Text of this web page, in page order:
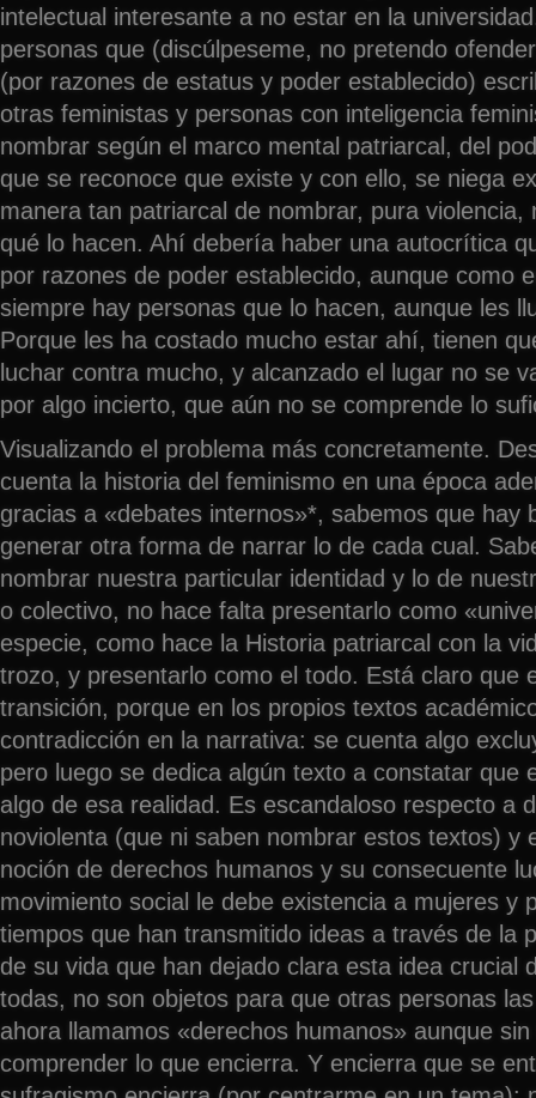
intelectual interesante a no estar en la
personas que (discúlpeseme, no pretendo
(por razones de estatus y poder establecido)
otras feministas y personas con inteligencia
nombrar según el marco mental patriarcal, del
que se reconoce que existe y con ello, se niega
manera tan patriarcal de nombrar, pura violencia,
qué lo hacen. Ahí debería haber una autocrítica
por razones de poder establecido, aunque como
siempre hay personas que lo hacen, aunque les
Porque les ha costado mucho estar ahí, tienen
luchar contra mucho, y alcanzado el lugar no se
por algo incierto, que aún no se comprende lo
Visualizando el problema más concretamente.
cuenta la historia del feminismo en una época
gracias a «debates internos»*, sabemos que hay
generar otra forma de narrar lo de cada cual.
nombrar nuestra particular identidad y lo de
o colectivo, no hace falta presentarlo como
especie, como hace la Historia patriarcal con la
trozo, y presentarlo como el todo. Está claro que
transición, porque en los propios textos
contradicción en la narrativa: se cuenta algo
pero luego se dedica algún texto a constatar que
algo de esa realidad. Es escandaloso respecto a
noviolenta (que ni saben nombrar estos textos) y
noción de derechos humanos y su consecuente
movimiento social le debe existencia a mujeres y
tiempos que han transmitido ideas a través de la
de su vida que han dejado clara esta idea crucial
todas, no son objetos para que otras personas
ahora llamamos «derechos humanos» aunque
comprender lo que encierra. Y encierra que se